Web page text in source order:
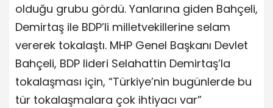
olduğu grubu gördü. Yanlarına giden Bahçeli,
Demirtaş ile BDP’li milletvekillerine selam
vererek tokalaştı. MHP Genel Başkanı Devlet
Bahçeli, BDP lideri Selahattin Demirtaş’la
tokalaşması için, “Türkiye’nin bugünlerde bu
tür tokalaşmalara çok ihtiyacı var”